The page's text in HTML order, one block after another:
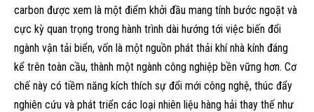
carbon được xem là một điểm khởi đầu mang tính bước ngoặt và
cực kỳ quan trọng trong hành trình dài hướng tới việc biến đổi
ngành vận tải biển, vốn là một nguồn phát thải khí nhà kính đáng
kể trên toàn cầu, thành một ngành công nghiệp bền vững hơn. Cơ
chế này có tiềm năng kích thích sự đổi mới công nghệ, thúc đẩy
nghiên cứu và phát triển các loại nhiên liệu hàng hải thay thế như